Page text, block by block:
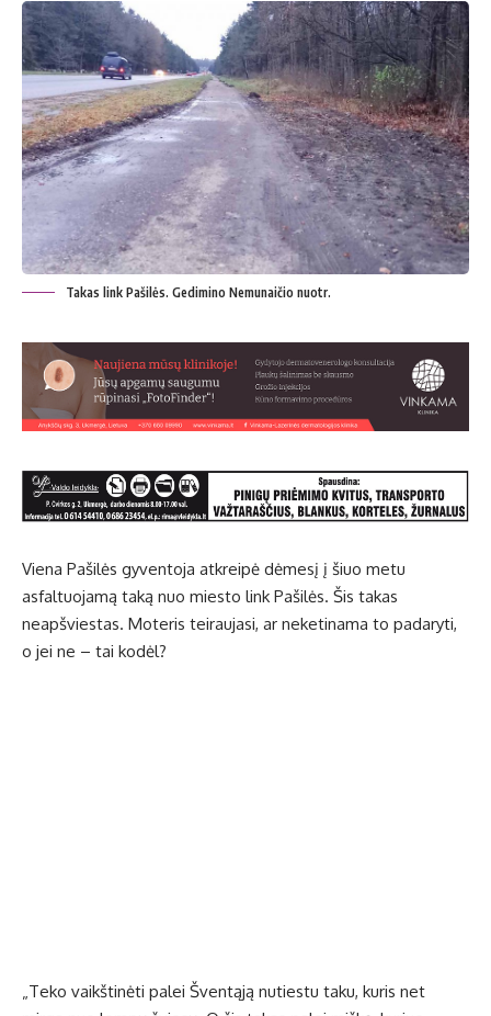
Takas link Pašilės. Gedimino Nemunaičio nuotr.
Viena Pašilės gyventoja atkreipė dėmesį į šiuo metu
asfaltuojamą taką nuo miesto link Pašilės. Šis takas
neapšviestas. Moteris teiraujasi, ar neketinama to padaryti,
o jei ne – tai kodėl?
„Teko vaikštinėti palei Šventąją nutiestu taku, kuris net